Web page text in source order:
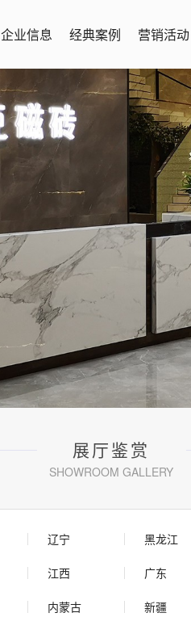
企业信息 经典案例 营销活动
展厅鉴赏
SHOWROOM GALLERY
辽宁 黑龙江
江西 广东
内蒙古 新疆